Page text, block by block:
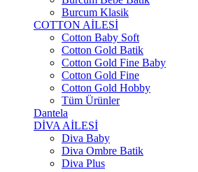
Burcum Klasik
COTTON AİLESİ
Cotton Baby Soft
Cotton Gold Batik
Cotton Gold Fine Baby
Cotton Gold Fine
Cotton Gold Hobby
Tüm Ürünler
Dantela
DİVA AİLESİ
Diva Baby
Diva Ombre Batik
Diva Plus